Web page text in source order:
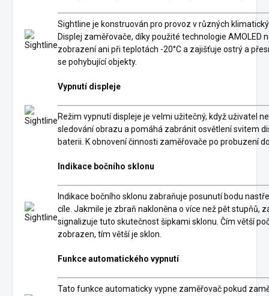
Sightline je konstruován pro provoz v různých
Displej zaměřovače, díky použité technologie AMOLED
zobrazení ani při teplotách -20°C a zajišťuje ostrý a
se pohybující objekty.
Vypnutí displeje
Režim vypnutí displeje je velmi užitečný, když uživatel
sledování obrazu a pomáhá zabránit osvětlení svitem
baterii. K obnovení činnosti zaměřovače po probuzení
Indikace bočního sklonu
Indikace bočního sklonu zabraňuje posunutí bodu
cíle. Jakmile je zbraň nakloněna o více než pět stupňů,
signalizuje tuto skutečnost šipkami sklonu. Čím větší
zobrazen, tím větší je sklon.
Funkce automatického vypnutí
Tato funkce automaticky vypne zaměřovač pokud